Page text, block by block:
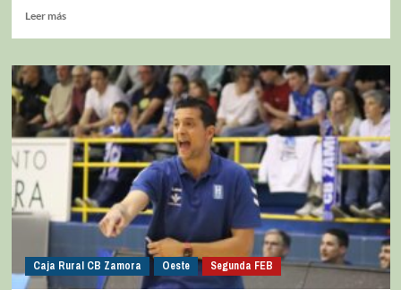
Leer más
Caja Rural CB Zamora Oeste Segunda FEB